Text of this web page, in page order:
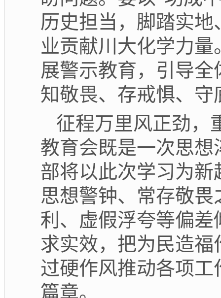
历史担当，脚踏实
业贡献川大化学力
展警示教育，引导
知敬畏、存戒惧、
征程万里风正劲，
教育会既是一次思
部将以此次学习为
思想警钟、常存敬
利、虚假浮夸等偏
求实效，把为民造
过硬作风推动各项
篇章。